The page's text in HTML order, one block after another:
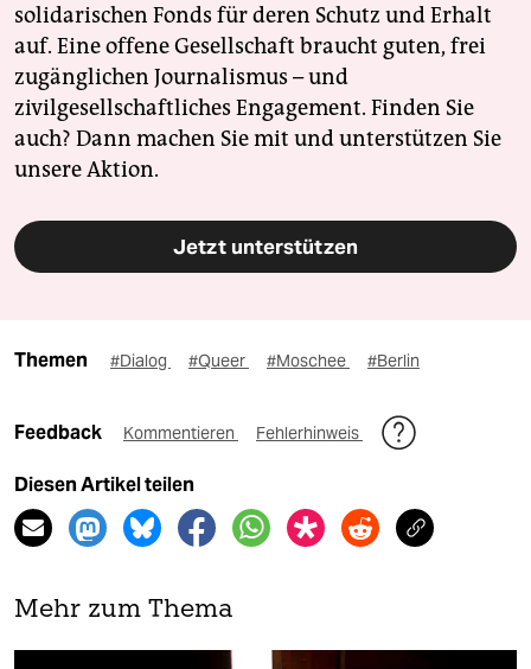
solidarischen Fonds für deren Schutz und Erhalt
auf. Eine offene Gesellschaft braucht guten, frei
zugänglichen Journalismus – und
zivilgesellschaftliches Engagement. Finden Sie
auch? Dann machen Sie mit und unterstützen Sie
unsere Aktion.
Jetzt unterstützen
Themen #Dialog #Queer #Moschee #Berlin
Feedback Kommentieren Fehlerhinweis
Diesen Artikel teilen
Mehr zum Thema